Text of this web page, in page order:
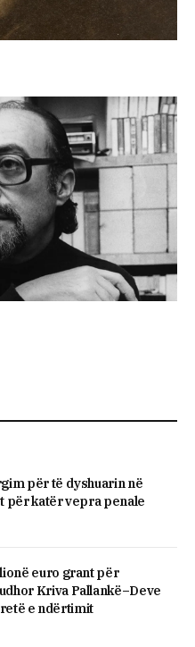
për të dyshuarin në
për katër vepra penale
euro grant për
Kriva Pallankë–Deve
e ndërtimit